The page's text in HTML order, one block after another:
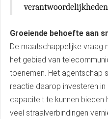
Groeiende behoefte aan
De maatschappelijke vraag
het gebied van
toenemen. Het agentschap
reactie daarop investeren
capaciteit te kunnen bieden
veel straalverbindingen